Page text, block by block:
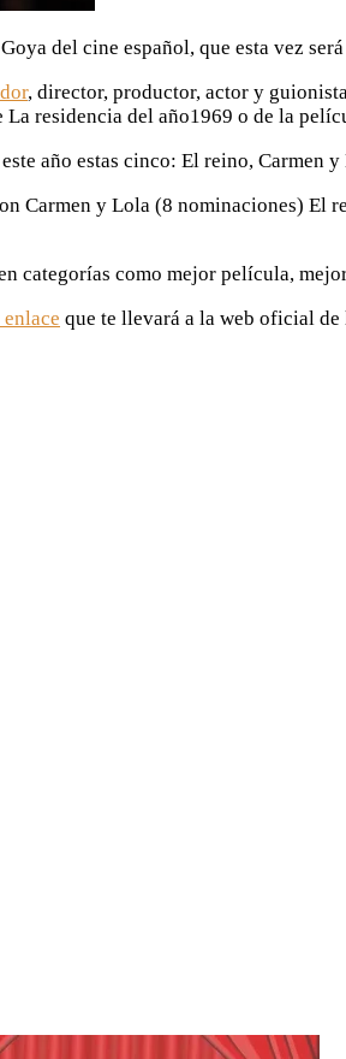
del cine español, que esta vez
, director, productor, actor y
residencia del año1969 o de la
año estas cinco: El reino, Carmen
Carmen y Lola (8 nominaciones) El
categorías como mejor película,
enlace que te llevará a la web oficial de